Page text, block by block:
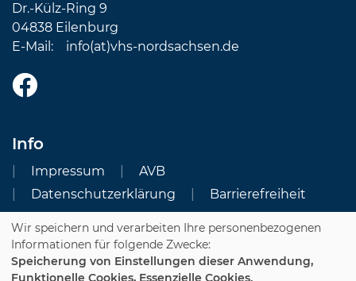
Dr.-Külz-Ring 9
04838 Eilenburg
E-Mail: info(at)vhs-nordsachsen.de
Info
Impressum
AVB
Datenschutzerklärung
Barrierefreiheit
Cookie Einstellungen
Dozenten-Login
Wir speichern und verarbeiten Ihre personenbezogenen
Informationen für folgende Zwecke:
Speicherung von Einstellungen dieser Anwendung,
Funktionelle Cookies, Essenzielle Cookies.